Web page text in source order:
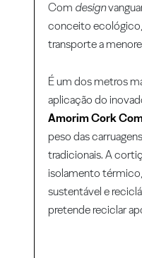
Com design
conceito
transporte a
É um dos metros
aplicação do
Amorim Cork
peso das
tradicionais. A
isolamento
sustentável e
pretende reciclar